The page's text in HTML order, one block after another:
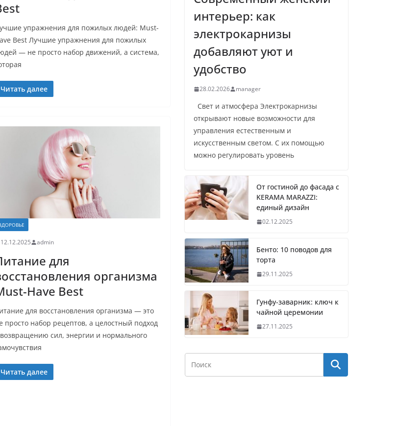
упражнения для пожилых людей: Must-
Best Лучшие упражнения для пожилых
— не просто набор движений, а система,
Читать далее
12.12.2025 admin
для
организма
Have Best
для восстановления организма — это
просто набор рецептов, а целостный подход
сил, энергии и нормального
Читать далее
интерьер: как
электрокарнизы
добавляют уют и
удобство
28.02.2026 manager
Свет и атмосфера Электрокарнизы
открывают новые возможности для
управления естественным и
искусственным светом. С их помощью
можно регулировать уровень
От гостиной до фасада с
KERAMA MARAZZI:
единый дизайн
02.12.2025
Бенто: 10 поводов для
торта
29.11.2025
Гунфу-заварник: ключ к
чайной церемонии
27.11.2025